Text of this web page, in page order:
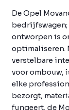
De Opel
ontworpen is
optimaliseren.
verstelbare
voor ombouw,
elke
bezorgt,
fungeert, de